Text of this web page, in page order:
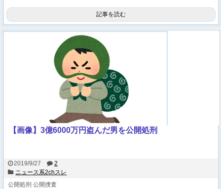
記事を読む
【画像】3億6000万円盗んだ男を公開処刑
2019/9/27
2
ニュース系2chスレ
公開処刑 公開捜査